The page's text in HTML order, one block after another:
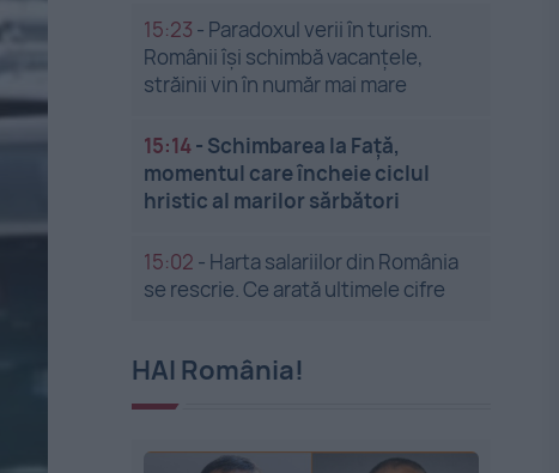
15:23 - Paradoxul verii în turism.
Românii își schimbă vacanțele,
străinii vin în număr mai mare
15:14- Schimbarea la Față,
momentul care încheie ciclul
hristic al marilor sărbători
15:02 - Harta salariilor din România
se rescrie. Ce arată ultimele cifre
HAI România!